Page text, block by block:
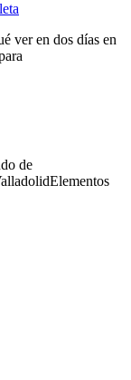
ver en dos días en
de